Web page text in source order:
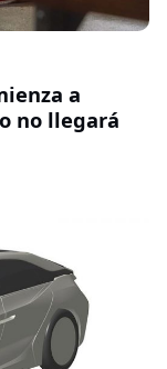
a
no llegará